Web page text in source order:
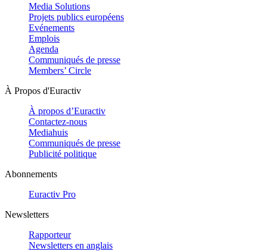
Media Solutions
Projets publics européens
Evénements
Emplois
Agenda
Communiqués de presse
Members’ Circle
À Propos d'Euractiv
À propos d’Euractiv
Contactez-nous
Mediahuis
Communiqués de presse
Publicité politique
Abonnements
Euractiv Pro
Newsletters
Rapporteur
Newsletters en anglais